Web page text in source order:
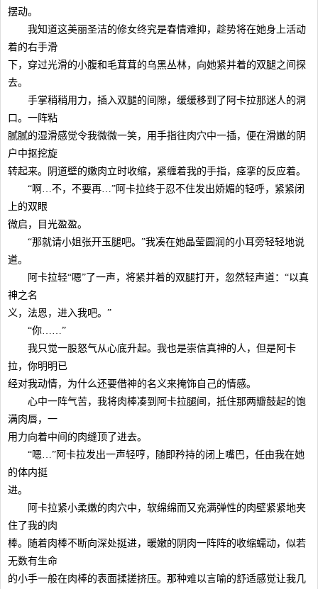
摆动。
我知道这美丽圣洁的修女终究是春情难抑，趁势将在她身上活动
着的右手滑
下，穿过光滑的小腹和毛茸茸的乌黑丛林，向她紧并着的双腿之间探
去。
手掌稍稍用力，插入双腿的间隙，缓缓移到了阿卡拉那迷人的洞
口。一阵粘
腻腻的湿滑感觉令我微微一笑，用手指往肉穴中一插，便在滑嫩的阴
户中抠挖旋
转起来。阴道壁的嫩肉立时收缩，紧缠着我的手指，痉挛的反应着。
“啊…不，不要再…”阿卡拉终于忍不住发出娇媚的轻呼，紧紧闭
上的双眼
微启，目光盈盈。
“那就请小姐张开玉腿吧。”我凑在她晶莹圆润的小耳旁轻轻地说
道。
阿卡拉轻“嗯”了一声，将紧并着的双腿打开，忽然轻声道：“以真
神之名
义，法恩，进入我吧。”
“你……”
我只觉一股怒气从心底升起。我也是崇信真神的人，但是阿卡
拉，你明明已
经对我动情，为什么还要借神的名义来掩饰自己的情感。
心中一阵气苦，我将肉棒凑到阿卡拉腿间，抵住那两瓣鼓起的饱
满肉唇，一
用力向着中间的肉缝顶了进去。
“嗯…”阿卡拉发出一声轻哼，随即矜持的闭上嘴巴，任由我在她
的体内挺
进。
阿卡拉紧小柔嫩的肉穴中，软绵绵而又充满弹性的肉壁紧紧地夹
住了我的肉
棒。随着肉棒不断向深处挺进，暖嫩的阴肉一阵阵的收缩蠕动，似若
无数有生命
的小手一般在肉棒的表面揉搓挤压。那种难以言喻的舒适感觉让我几